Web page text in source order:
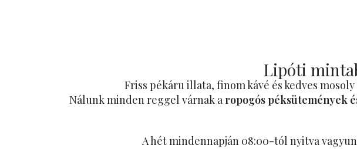
Lipóti
Friss pékáru illata, finom kávé és kedves
Nálunk minden reggel várnak a ropogós péksütemények
A hét mindennapján 08:00-tól nyitva